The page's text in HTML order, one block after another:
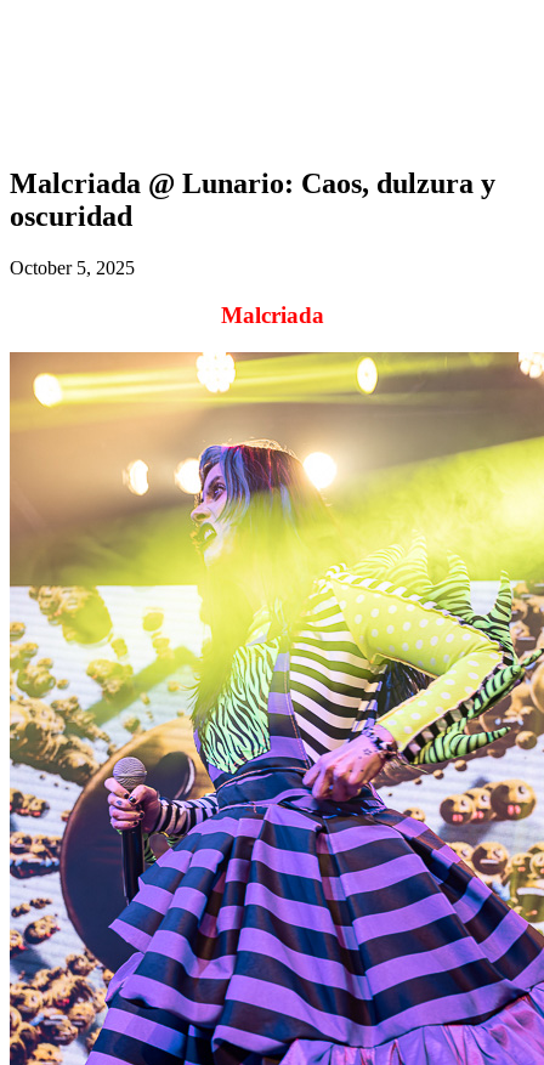
Malcriada @ Lunario: Caos, dulzura y
oscuridad
October 5, 2025
Malcriada